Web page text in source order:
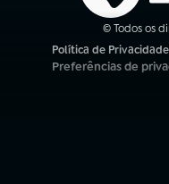
© Todos os
Política de Privacidade
(abre em nova aba)
Preferências de